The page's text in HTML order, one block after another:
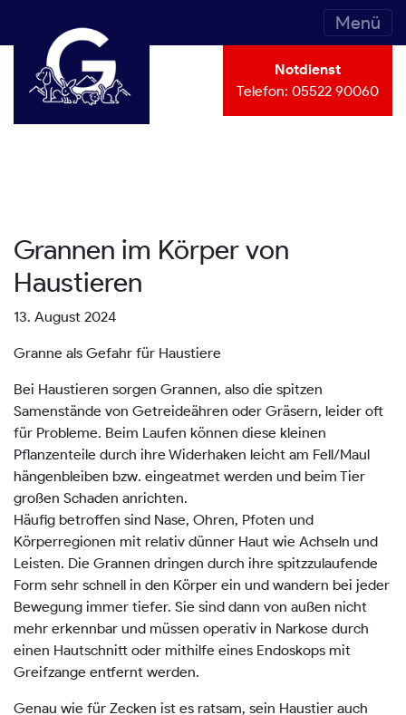
Menü
Notdienst
Telefon: 05522 90060
Grannen im Körper von
Haustieren
13. August 2024
Granne als Gefahr für Haustiere
Bei Haustieren sorgen Grannen, also die spitzen
Samenstände von Getreideähren oder Gräsern, leider oft
für Probleme. Beim Laufen können diese kleinen
Pflanzenteile durch ihre Widerhaken leicht am Fell/Maul
hängenbleiben bzw. eingeatmet werden und beim Tier
großen Schaden anrichten.
Häufig betroffen sind Nase, Ohren, Pfoten und
Körperregionen mit relativ dünner Haut wie Achseln und
Leisten. Die Grannen dringen durch ihre spitzzulaufende
Form sehr schnell in den Körper ein und wandern bei jeder
Bewegung immer tiefer. Sie sind dann von außen nicht
mehr erkennbar und müssen operativ in Narkose durch
einen Hautschnitt oder mithilfe eines Endoskops mit
Greifzange entfernt werden.
Genau wie für Zecken ist es ratsam, sein Haustier auch